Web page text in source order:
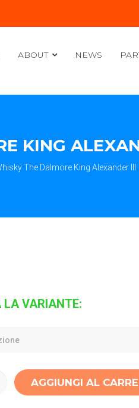
ABOUT NEWS
KING
The Dalmore King Alexander III
LA VARIANTE:
AGGIUNGI AL